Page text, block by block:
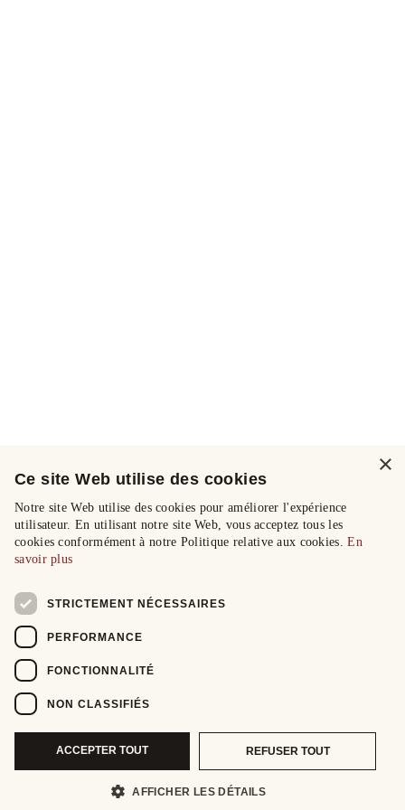
×
Ce site Web utilise des cookies
Notre site Web utilise des cookies pour améliorer l'expérience
utilisateur. En utilisant notre site Web, vous acceptez tous les
cookies conformément à notre Politique relative aux cookies.En
savoir plus
STRICTEMENT NÉCESSAIRES
PERFORMANCE
FONCTIONNALITÉ
NON CLASSIFIÉS
ACCEPTER TOUT REFUSER TOUT
AFFICHER LES DÉTAILS